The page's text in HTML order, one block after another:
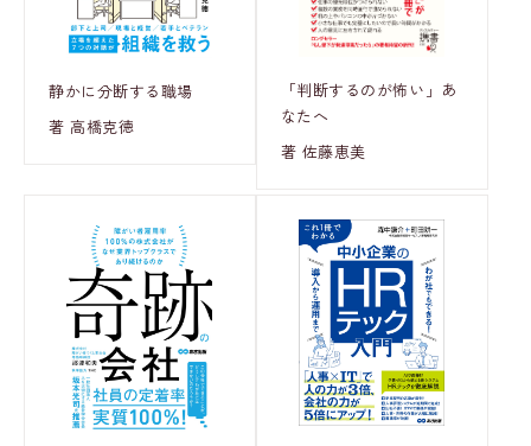
静かに分断する職場
著 高橋克徳
「判断するのが怖い」あ
なたへ
著 佐藤恵美